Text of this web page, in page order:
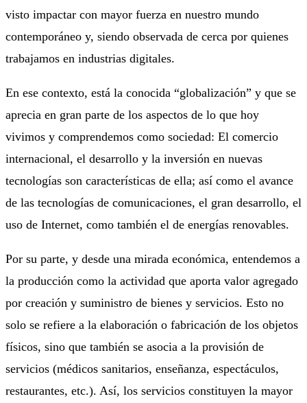
visto impactar con mayor fuerza en nuestro mundo
contemporáneo y, siendo observada de cerca por quienes
trabajamos en industrias digitales.
En ese contexto, está la conocida “globalización” y que se
aprecia en gran parte de los aspectos de lo que hoy
vivimos y comprendemos como sociedad: El comercio
internacional, el desarrollo y la inversión en nuevas
tecnologías son características de ella; así como el avance
de las tecnologías de comunicaciones, el gran desarrollo, el
uso de Internet, como también el de energías renovables.
Por su parte, y desde una mirada económica, entendemos a
la producción como la actividad que aporta valor agregado
por creación y suministro de bienes y servicios. Esto no
solo se refiere a la elaboración o fabricación de los objetos
físicos, sino que también se asocia a la provisión de
servicios (médicos sanitarios, enseñanza, espectáculos,
restaurantes, etc.). Así, los servicios constituyen la mayor